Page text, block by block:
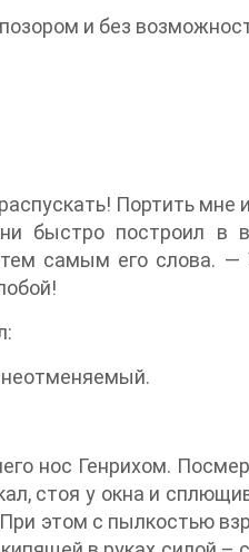
и без
Портить мне
быстро построил в
самым его слова. —
нос Генрихом.
стоя у окна и
этом с пылкостью